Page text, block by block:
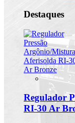
Destaques
Regulador
RI-30 Ar